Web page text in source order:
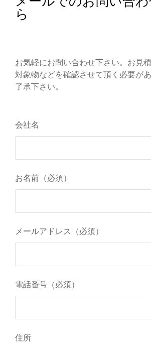
ら
お気軽にお問い合わせ下さい。お見
対象物などを確認させて頂く必要が
了承下さい。
会社名
お名前（必須）
メールアドレス（必須）
電話番号（必須）
住所